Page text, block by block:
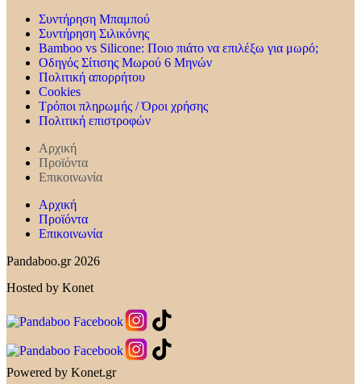
Συντήρηση Mπαμπού
Συντήρηση Σιλικόνης
Bamboo vs Silicone: Ποιο πιάτο να επιλέξω για μωρό;
Οδηγός Σίτισης Μωρού 6 Μηνών
Πολιτική απορρήτου
Cookies
Τρόποι πληρωμής / Όροι χρήσης
Πολιτική επιστροφών
Αρχική
Προϊόντα
Επικοινωνία
Αρχική
Προϊόντα
Επικοινωνία
Pandaboo.gr 2026
Hosted by Konet
Powered by Konet.gr